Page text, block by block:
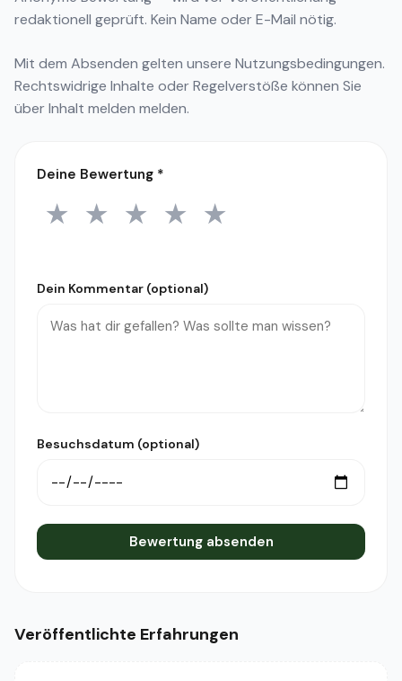
redaktionell geprüft. Kein Name oder E-Mail nötig.
Mit dem Absenden gelten unsere Nutzungsbedingungen.
Rechtswidrige Inhalte oder Regelverstöße können Sie
überInhalt melden melden.
Deine Bewertung *
1 Stern
★ 2 Sterne
★ 3 Sterne
★ 4 Sterne
★ 5 Sterne
★
Dein Kommentar (optional)
Besuchsdatum (optional)
Bewertung absenden
Veröffentlichte Erfahrungen